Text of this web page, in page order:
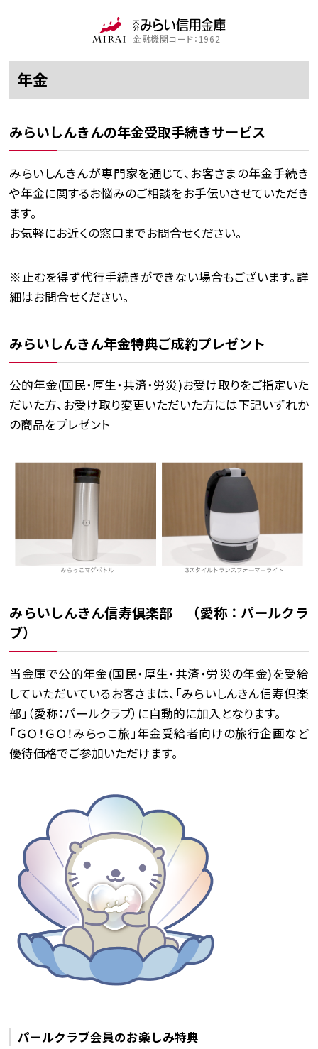
金融機関コード：1962
年金
みらいしんきんの年金受取手続きサービス
みらいしんきんが専門家を通じて、お客さまの年金手続き
や年金に関するお悩みのご相談をお手伝いさせていただき
ます。
お気軽にお近くの窓口までお問合せください。
※止むを得ず代行手続きができない場合もございます。詳
細はお問合せください。
みらいしんきん年金特典ご成約プレゼント
公的年金(国民・厚生・共済・労災)お受け取りをご指定いた
だいた方、お受け取り変更いただいた方には下記いずれか
の商品をプレゼント
みらいしんきん信寿倶楽部 （愛称：パールクラ
ブ）
当金庫で公的年金(国民・厚生・共済・労災の年金)を受給
していただいているお客さまは、「みらいしんきん信寿倶楽
部」（愛称：パールクラブ）に自動的に加入となります。
「ＧＯ！ＧＯ！みらっこ旅」年金受給者向けの旅行企画など
優待価格でご参加いただけます。
パールクラブ会員のお楽しみ特典